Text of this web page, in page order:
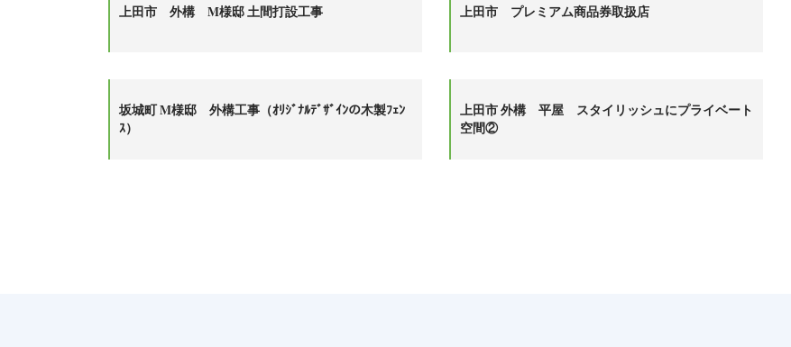
上田市 外構 M様邸 土間打設工事 上田市 プレミアム商品券取扱店
坂城町 M様邸 外構工事（ｵﾘｼﾞﾅﾙﾃﾞｻﾞｲﾝの木製ﾌｪﾝ
ｽ）
上田市 外構 平屋 スタイリッシュにプライベート
空間②